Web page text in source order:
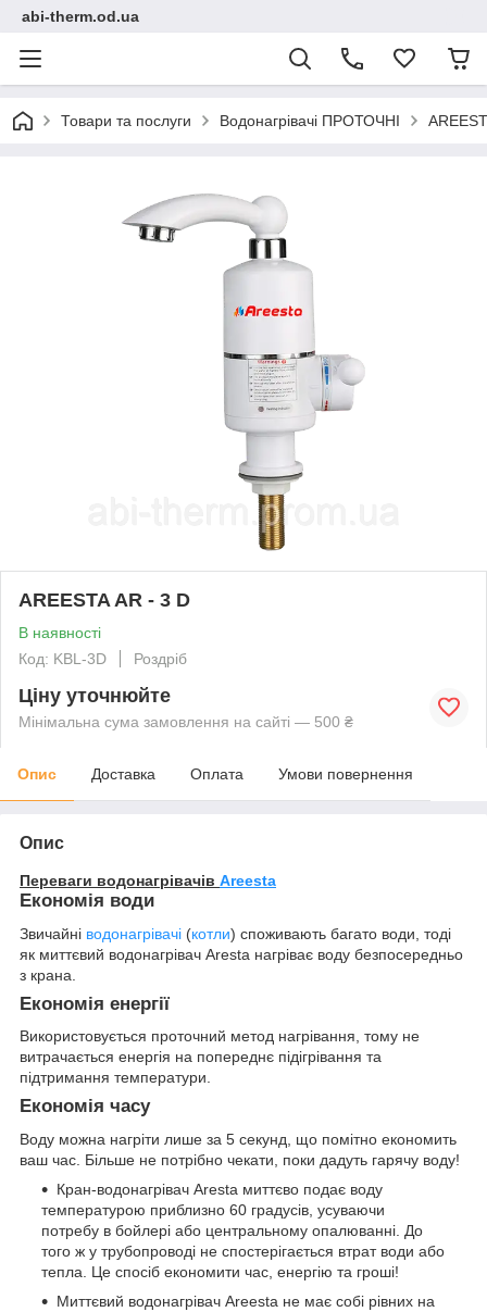
abi-therm.od.ua
Товари та послуги Водонагрівачі ПРОТОЧНІ
AREESTA AR - 3 D
В наявності
Код: KBL-3D
Роздріб
Ціну уточнюйте
Мінімальна сума замовлення на сайті — 500 ₴
Опис Доставка Оплата Умови повернення
Опис
Переваги водонагрівачів Areesta
Економія води
Звичайні водонагрівачі (котли) споживають багато води, тоді
як миттєвий водонагрівач Aresta нагріває воду безпосередньо
з крана.
Економія енергії
Використовується проточний метод нагрівання, тому не
витрачається енергія на попереднє підігрівання та
підтримання температури.
Економія часу
Воду можна нагріти лише за 5 секунд, що помітно економить
ваш час. Більше не потрібно чекати, поки дадуть гарячу воду!
Кран-водонагрівач Aresta миттєво подає воду
температурою приблизно 60 градусів, усуваючи
потребу в бойлері або центральному опалюванні. До
того ж у трубопроводі не спостерігається втрат води або
тепла. Це спосіб економити час, енергію та гроші!
Миттєвий водонагрівач Areesta не має собі рівних на